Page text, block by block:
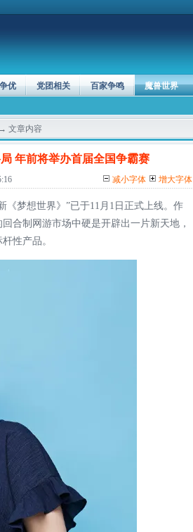
优 党团相关 百家争鸣 魔兽世界
→ 文章内容
年前将举办首届全国争霸赛
减小字体 增大字体
梦想世界》”已于11月1日正式上线。作
合制网游市场中硬是开辟出一片新天地，
性产品。